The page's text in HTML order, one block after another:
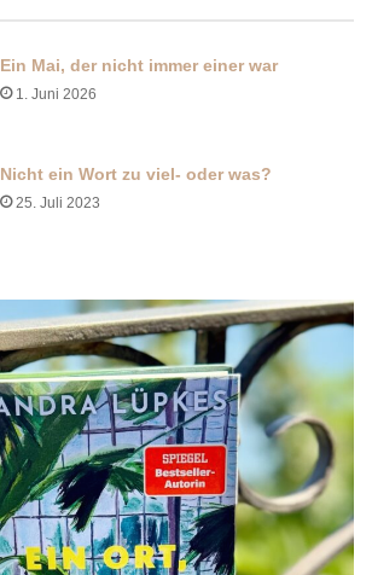
Ein Mai, der nicht immer einer war
1. Juni 2026
Nicht ein Wort zu viel- oder was?
25. Juli 2023